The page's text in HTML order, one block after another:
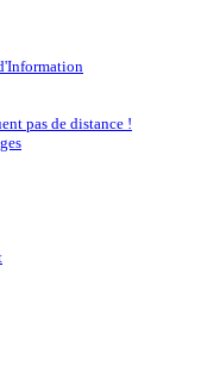
pas de distance !